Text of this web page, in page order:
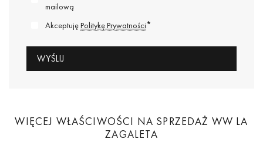
mailową
AkceptujęPolitykę Prywatności*
WIĘCEJ WŁAŚCIWOŚCI NA SPRZEDAŻ WW LA
ZAGALETA